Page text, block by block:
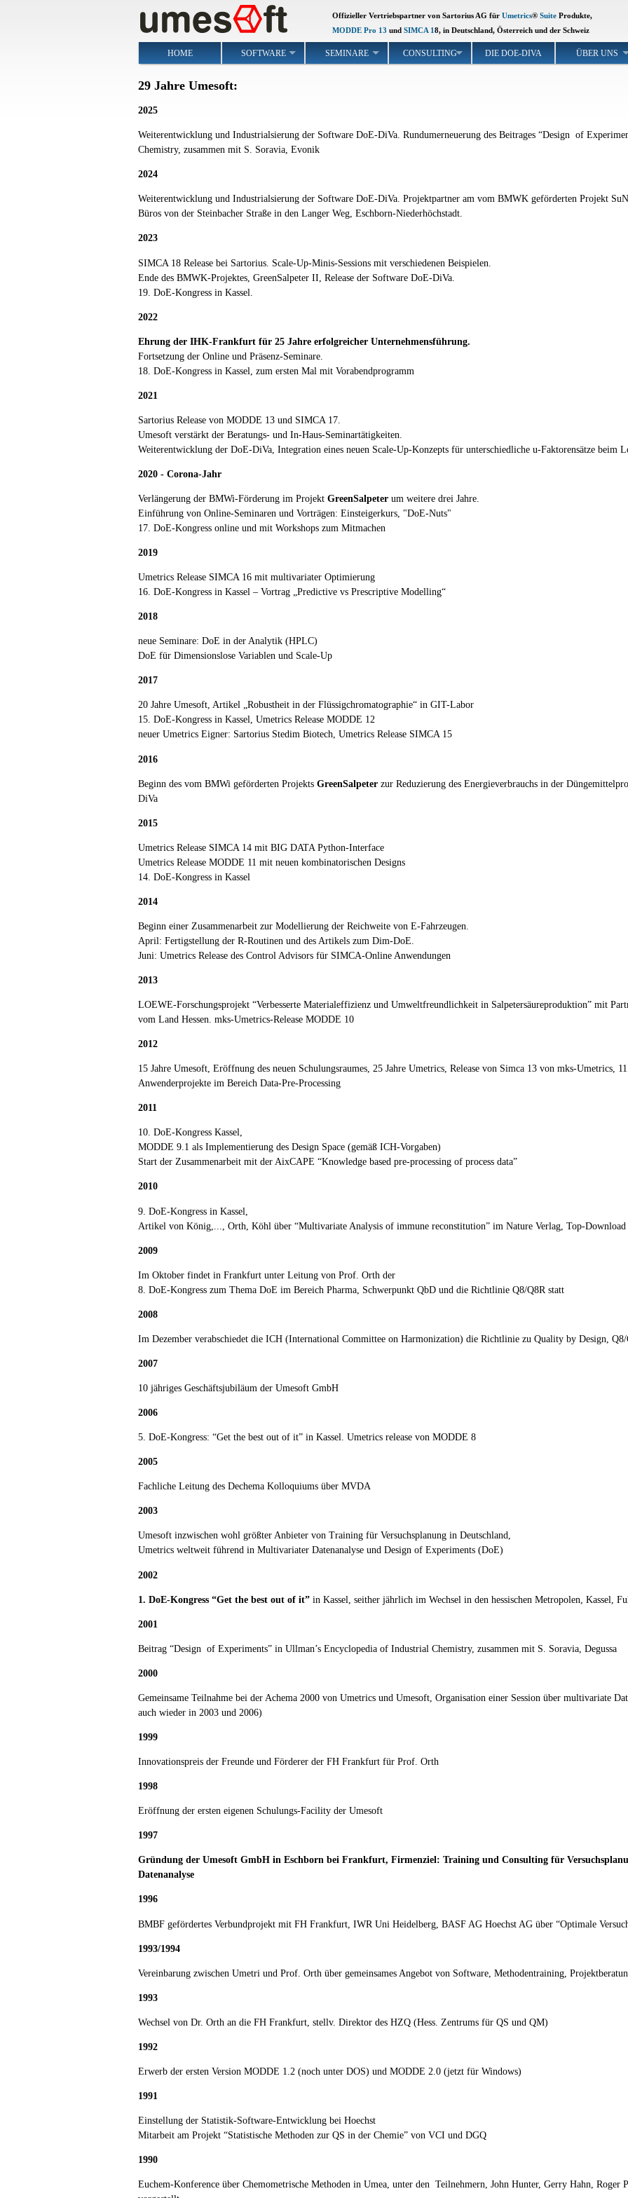
Offizieller Vertriebspartner von Sartorius AG für Umetrics® Suite Produkte,
MODDE Pro 13 und SIMCA 18, in Deutschland, Österreich und der Schweiz
Main
navigation
HOME SOFTWARE SEMINARE CONSULTING DIE DOE-DIVA ÜBER UNS
29 Jahre Umesoft:
2025
Weiterentwicklung und Industrialsierung der Software DoE-DiVa. Rundumerneuerung des Beitrages “Design of
Chemistry, zusammen mit S. Soravia, Evonik
2024
Weiterentwicklung und Industrialsierung der Software DoE-DiVa. Projektpartner am vom BMWK geförderten Projekt
Büros von der Steinbacher Straße in den Langer Weg, Eschborn-Niederhöchstadt.
2023
SIMCA 18 Release bei Sartorius. Scale-Up-Minis-Sessions mit verschiedenen Beispielen.
Ende des BMWK-Projektes, GreenSalpeter II, Release der Software DoE-DiVa.
19. DoE-Kongress in Kassel.
2022
Ehrung der IHK-Frankfurt für 25 Jahre erfolgreicher Unternehmensführung.
Fortsetzung der Online und Präsenz-Seminare.
18. DoE-Kongress in Kassel, zum ersten Mal mit Vorabendprogramm
2021
Sartorius Release von MODDE 13 und SIMCA 17.
Umesoft verstärkt der Beratungs- und In-Haus-Seminartätigkeiten.
Weiterentwicklung der DoE-DiVa, Integration eines neuen Scale-Up-Konzepts für unterschiedliche u-Faktorensätze beim
2020 - Corona-Jahr
Verlängerung der BMWi-Förderung im Projekt GreenSalpeter um weitere drei Jahre.
Einführung von Online-Seminaren und Vorträgen: Einsteigerkurs, "DoE-Nuts"
17. DoE-Kongress online und mit Workshops zum Mitmachen
2019
Umetrics Release SIMCA 16 mit multivariater Optimierung
16. DoE-Kongress in Kassel – Vortrag „Predictive vs Prescriptive Modelling“
2018
neue Seminare: DoE in der Analytik (HPLC)
DoE für Dimensionslose Variablen und Scale-Up
2017
20 Jahre Umesoft, Artikel „Robustheit in der Flüssigchromatographie“ in GIT-Labor
15. DoE-Kongress in Kassel, Umetrics Release MODDE 12
neuer Umetrics Eigner: Sartorius Stedim Biotech, Umetrics Release SIMCA 15
2016
Beginn des vom BMWi geförderten Projekts GreenSalpeter zur Reduzierung des Energieverbrauchs in der
DiVa
2015
Umetrics Release SIMCA 14 mit BIG DATA Python-Interface
Umetrics Release MODDE 11 mit neuen kombinatorischen Designs
14. DoE-Kongress in Kassel
2014
Beginn einer Zusammenarbeit zur Modellierung der Reichweite von E-Fahrzeugen.
April: Fertigstellung der R-Routinen und des Artikels zum Dim-DoE.
Juni: Umetrics Release des Control Advisors für SIMCA-Online Anwendungen
2013
LOEWE-Forschungsprojekt “Verbesserte Materialeffizienz und Umweltfreundlichkeit in Salpetersäureproduktion” mit
vom Land Hessen. mks-Umetrics-Release MODDE 10
2012
15 Jahre Umesoft, Eröffnung des neuen Schulungsraumes, 25 Jahre Umetrics, Release von Simca 13 von mks-Umetrics,
Anwenderprojekte im Bereich Data-Pre-Processing
2011
10. DoE-Kongress Kassel,
MODDE 9.1 als Implementierung des Design Space (gemäß ICH-Vorgaben)
Start der Zusammenarbeit mit der AixCAPE “Knowledge based pre-processing of process data”
2010
9. DoE-Kongress in Kassel,
Artikel von König,..., Orth, Köhl über “Multivariate Analysis of immune reconstitution” im Nature Verlag, Top-
2009
Im Oktober findet in Frankfurt unter Leitung von Prof. Orth der
8. DoE-Kongress zum Thema DoE im Bereich Pharma, Schwerpunkt QbD und die Richtlinie Q8/Q8R statt
2008
Im Dezember verabschiedet die ICH (International Committee on Harmonization) die Richtlinie zu Quality by Design, Q8/
2007
10 jähriges Geschäftsjubiläum der Umesoft GmbH
2006
5. DoE-Kongress: “Get the best out of it” in Kassel. Umetrics release von MODDE 8
2005
Fachliche Leitung des Dechema Kolloquiums über MVDA
2003
Umesoft inzwischen wohl größter Anbieter von Training für Versuchsplanung in Deutschland,
Umetrics weltweit führend in Multivariater Datenanalyse und Design of Experiments (DoE)
2002
1. DoE-Kongress “Get the best out of it” in Kassel, seither jährlich im Wechsel in den hessischen Metropolen, Kassel,
2001
Beitrag “Design of Experiments” in Ullman’s Encyclopedia of Industrial Chemistry, zusammen mit S. Soravia, Degussa
2000
Gemeinsame Teilnahme bei der Achema 2000 von Umetrics und Umesoft, Organisation einer Session über multivariate
auch wieder in 2003 und 2006)
1999
Innovationspreis der Freunde und Förderer der FH Frankfurt für Prof. Orth
1998
Eröffnung der ersten eigenen Schulungs-Facility der Umesoft
1997
Gründung der Umesoft GmbH in Eschborn bei Frankfurt, Firmenziel: Training und Consulting für
Datenanalyse
1996
BMBF gefördertes Verbundprojekt mit FH Frankfurt, IWR Uni Heidelberg, BASF AG Hoechst AG über “Optimale
1993/1994
Vereinbarung zwischen Umetri und Prof. Orth über gemeinsames Angebot von Software, Methodentraining,
1993
Wechsel von Dr. Orth an die FH Frankfurt, stellv. Direktor des HZQ (Hess. Zentrums für QS und QM)
1992
Erwerb der ersten Version MODDE 1.2 (noch unter DOS) und MODDE 2.0 (jetzt für Windows)
1991
Einstellung der Statistik-Software-Entwicklung bei Hoechst
Mitarbeit am Projekt “Statistische Methoden zur QS in der Chemie” von VCI und DGQ
1990
Euchem-Konference über Chemometrische Methoden in Umea, unter den Teilnehmern, John Hunter, Gerry Hahn,